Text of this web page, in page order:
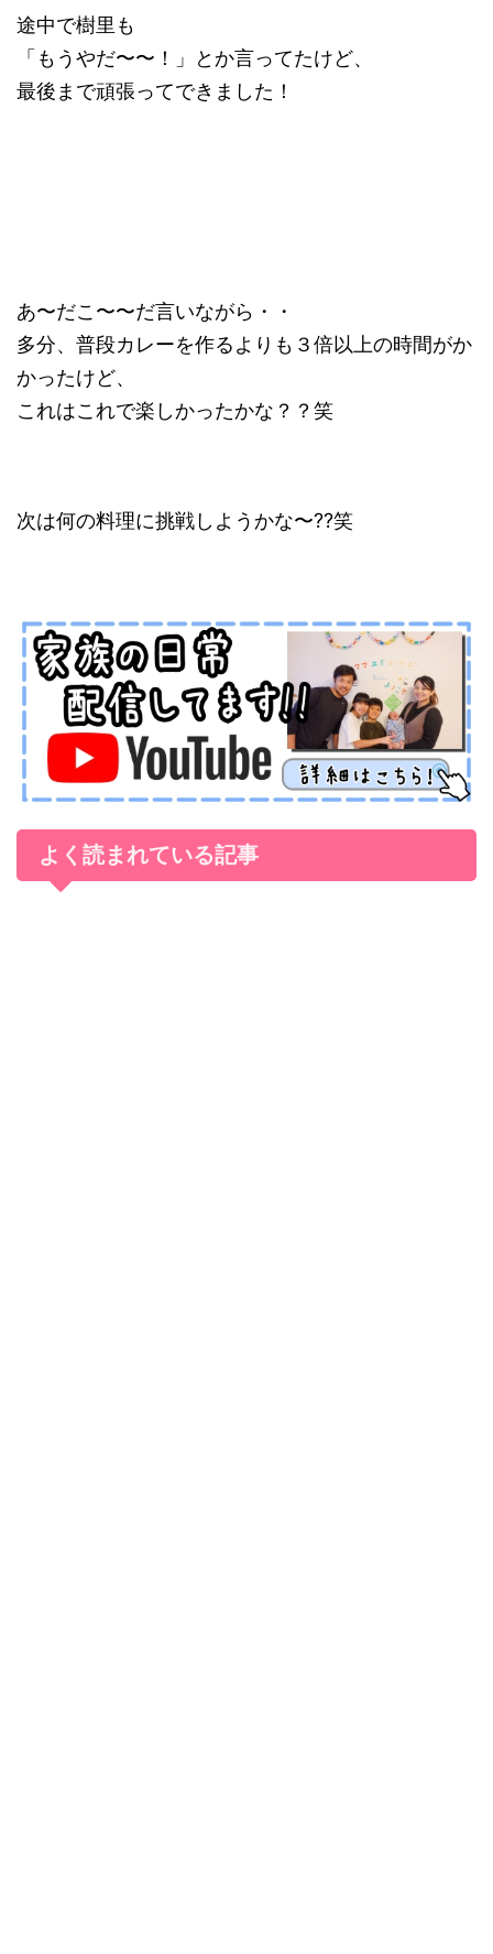
途中で樹里も
「もうやだ〜〜！」とか言ってたけど、
最後まで頑張ってできました！
あ〜だこ〜〜だ言いながら・・
多分、普段カレーを作るよりも３倍以上の時間がか
かったけど、
これはこれで楽しかったかな？？笑
次は何の料理に挑戦しようかな〜??笑
よく読まれている記事